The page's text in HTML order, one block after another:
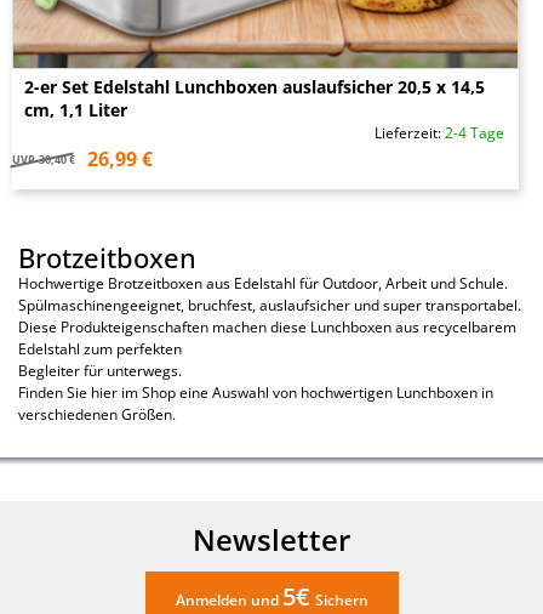
2-er Set Edelstahl Lunchboxen auslaufsicher 20,5 x 14,5
cm, 1,1 Liter
Lieferzeit:2-4 Tage
UVP 30,40 € 26,99 €
Brotzeitboxen
Hochwertige Brotzeitboxen aus Edelstahl für Outdoor, Arbeit und Schule.
Spülmaschinengeeignet, bruchfest, auslaufsicher und super transportabel.
Diese Produkteigenschaften machen diese Lunchboxen aus recycelbarem
Edelstahl zum perfekten
Begleiter für unterwegs.
Finden Sie hier im Shop eine Auswahl von hochwertigen Lunchboxen in
verschiedenen Größen.
Newsletter
Anmelden und 5€ Sichern